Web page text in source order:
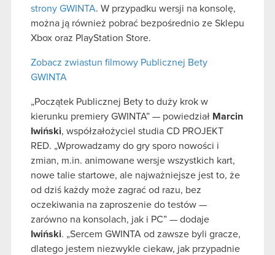
strony GWINTA. W przypadku wersji na konsolę,
można ją również pobrać bezpośrednio ze Sklepu
Xbox oraz PlayStation Store.
Zobacz zwiastun filmowy Publicznej Bety
GWINTA
„Początek Publicznej Bety to duży krok w
kierunku premiery GWINTA” — powiedział Marcin
Iwiński, współzałożyciel studia CD PROJEKT
RED. „Wprowadzamy do gry sporo nowości i
zmian, m.in. animowane wersje wszystkich kart,
nowe talie startowe, ale najważniejsze jest to, że
od dziś każdy może zagrać od razu, bez
oczekiwania na zaproszenie do testów —
zarówno na konsolach, jak i PC” — dodaje
Iwiński. „Sercem GWINTA od zawsze byli gracze,
dlatego jestem niezwykle ciekaw, jak przypadnie